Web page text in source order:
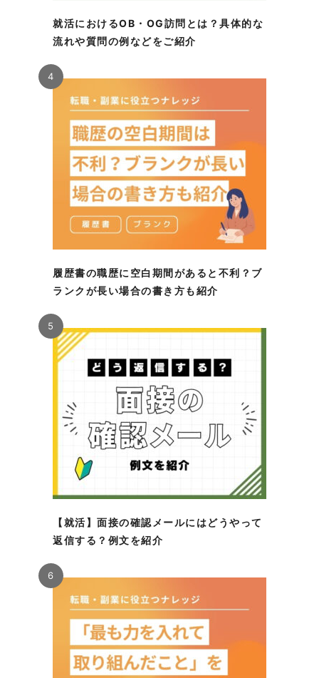
就活におけるOB・OG訪問とは？具体的な
流れや質問の例などをご紹介
履歴書の職歴に空白期間があると不利？ブ
ランクが長い場合の書き方も紹介
4
【就活】面接の確認メールにはどうやって
返信する？例文を紹介
5
6